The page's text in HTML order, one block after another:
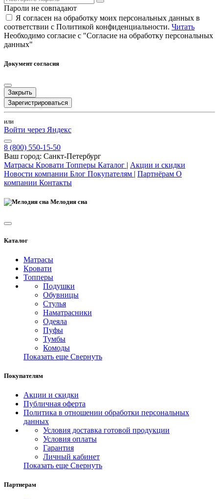
Пароли не совпадают
Я согласен на обработку моих персональных данных в
соответствии с Политикой конфиденциальности. Читать
Необходимо согласие с "Согласие на обработку персональных
данных"
Документ согласия
Закрыть
Зарегистрироваться
или
Войти через Яндекс
8 (800) 550-15-50
Ваш город: Санкт-Петербург
Матрасы Кровати Топперы Каталог | Акции и скидки
Новости компании Блог Покупателям | Партнёрам О
компании Контакты
Мелодия сна
Каталог
Матрасы
Кровати
Топперы
Подушки
Обувницы
Стулья
Наматрасники
Одеяла
Пуфы
Тумбы
Комоды
Показать еще Свернуть
Покупателям
Акции и скидки
Публичная оферта
Политика в отношении обработки персональных
данных
Условия доставка готовой продукции
Условия оплаты
Гарантия
Личный кабинет
Показать еще Свернуть
Партнерам